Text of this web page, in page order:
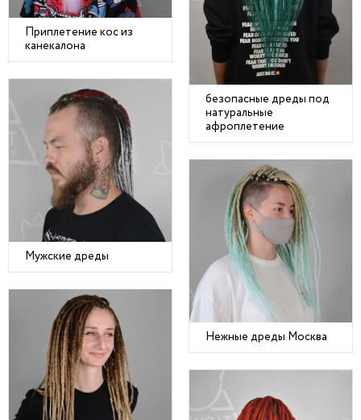
Приплетение кос из
канекалона
безопасные дреды под
натуральные
афроплетение
Мужские дреды
Нежные дреды Москва